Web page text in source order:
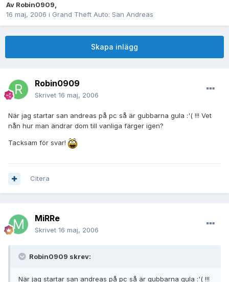
Av Robin0909,
16 maj, 2006 i Grand Theft Auto: San Andreas
Skapa inlägg
Robin0909
Skrivet 16 maj, 2006
När jag startar san andreas på pc så är gubbarna gula :'( !!! Vet
nån hur man ändrar dom till vanliga färger igen?
Tacksam för svar!
Citera
MiRRe
Skrivet 16 maj, 2006
Robin0909 skrev:
När jag startar san andreas på pc så är gubbarna gula :'( !!!